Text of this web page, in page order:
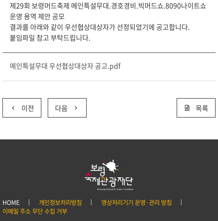
제29회 보령머드축제 메인특설무대.경호경비.빅머드쇼.8090나이트쇼
운영 용역 제안 공모
결과를 아래와 같이 우선협상대상자가 선정되었기에 공고합니다.
붙임파일 참고 부탁드립니다.
메인특설무대 우선협상대상자 공고.pdf
이전 다음 목록
HOME 개인정보처리방침
영상처리기기 운영·관리 방침
이메일 주소 무단 수집 거부